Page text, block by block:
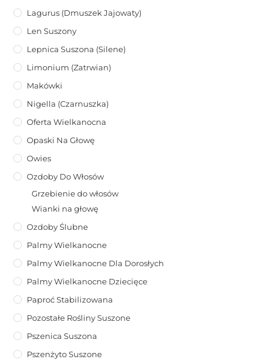
Lagurus (dmuszek Jajowaty)
Len Suszony
Lepnica Suszona (Silene)
Limonium (zatrwian)
Makówki
Nigella (Czarnuszka)
Oferta Wielkanocna
Opaski Na Głowę
Owies
Ozdoby Do Włosów
Grzebienie do włosów
Wianki na głowę
Ozdoby Ślubne
Palmy Wielkanocne
Palmy Wielkanocne Dla Dorosłych
Palmy Wielkanocne Dziecięce
Paproć Stabilizowana
Pozostałe Rośliny Suszone
Pszenica Suszona
Pszenżyto Suszone